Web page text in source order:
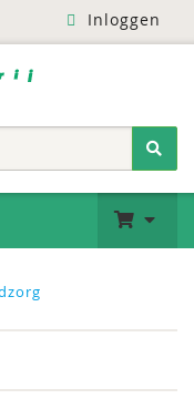
Inloggen